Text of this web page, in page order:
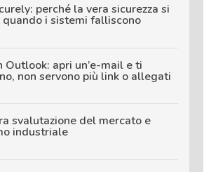
perché la vera sicurezza si
i sistemi falliscono
Outlook: apri un’e-mail e ti
non servono più link o allegati
svalutazione del mercato e
industriale